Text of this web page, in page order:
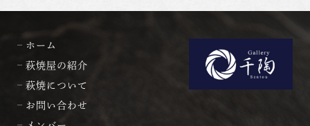
ホーム
萩焼屋の紹介
萩焼について
お問い合わせ